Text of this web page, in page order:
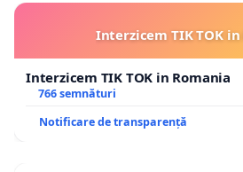
Interzicem TIK TOK
Interzicem TIK TOK in Romania
766 semnături
Notificare de transparență